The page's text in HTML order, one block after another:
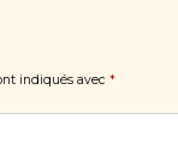
indiqués avec *